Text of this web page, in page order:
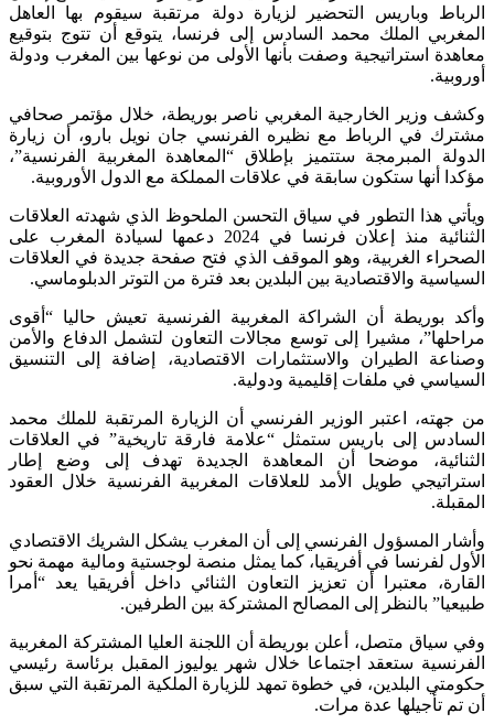
الرباط وباريس التحضير لزيارة دولة مرتقبة سيقوم بها العاهل
المغربي الملك محمد السادس إلى فرنسا، يتوقع أن تتوج بتوقيع
معاهدة استراتيجية وصفت بأنها الأولى من نوعها بين المغرب ودولة
أوروبية.
وكشف وزير الخارجية المغربي ناصر بوريطة، خلال مؤتمر صحافي
مشترك في الرباط مع نظيره الفرنسي جان نويل بارو، أن زيارة
الدولة المبرمجة ستتميز بإطلاق “المعاهدة المغربية الفرنسية”،
مؤكدا أنها ستكون سابقة في علاقات المملكة مع الدول الأوروبية.
ويأتي هذا التطور في سياق التحسن الملحوظ الذي شهدته العلاقات
الثنائية منذ إعلان فرنسا في 2024 دعمها لسيادة المغرب على
الصحراء الغربية، وهو الموقف الذي فتح صفحة جديدة في العلاقات
السياسية والاقتصادية بين البلدين بعد فترة من التوتر الدبلوماسي.
وأكد بوريطة أن الشراكة المغربية الفرنسية تعيش حاليا “أقوى
مراحلها”، مشيرا إلى توسع مجالات التعاون لتشمل الدفاع والأمن
وصناعة الطيران والاستثمارات الاقتصادية، إضافة إلى التنسيق
السياسي في ملفات إقليمية ودولية.
من جهته، اعتبر الوزير الفرنسي أن الزيارة المرتقبة للملك محمد
السادس إلى باريس ستمثل “علامة فارقة تاريخية” في العلاقات
الثنائية، موضحا أن المعاهدة الجديدة تهدف إلى وضع إطار
استراتيجي طويل الأمد للعلاقات المغربية الفرنسية خلال العقود
المقبلة.
وأشار المسؤول الفرنسي إلى أن المغرب يشكل الشريك الاقتصادي
الأول لفرنسا في أفريقيا، كما يمثل منصة لوجستية ومالية مهمة نحو
القارة، معتبرا أن تعزيز التعاون الثنائي داخل أفريقيا يعد “أمرا
طبيعيا” بالنظر إلى المصالح المشتركة بين الطرفين.
وفي سياق متصل، أعلن بوريطة أن اللجنة العليا المشتركة المغربية
الفرنسية ستعقد اجتماعا خلال شهر يوليوز المقبل برئاسة رئيسي
حكومتي البلدين، في خطوة تمهد للزيارة الملكية المرتقبة التي سبق
أن تم تأجيلها عدة مرات.